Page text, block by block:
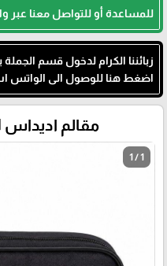
للمساعدة أو للتواصل معنا
زبائننا الكرام لدخول قسم
اضغط هنا للوصول الى الواتس
مقالم اديداس 1 سحاب AD100-8
1 / 1